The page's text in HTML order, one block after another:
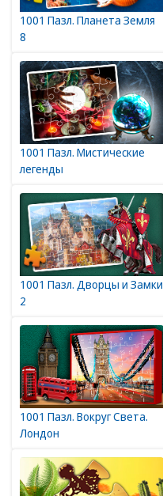
1001 Пазл. Планета Земля
8
1001 Пазл. Мистические
легенды
1001 Пазл. Дворцы и Замки
2
1001 Пазл. Вокруг Света.
Лондон